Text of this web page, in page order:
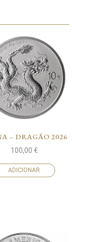
– DRAGÃO 2026
100,00 €
ADICIONAR